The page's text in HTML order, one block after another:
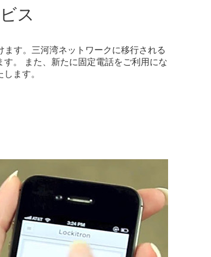
ス
す。三河湾ネットワークに移行される
。 また、新たに固定電話をご利用にな
ます。